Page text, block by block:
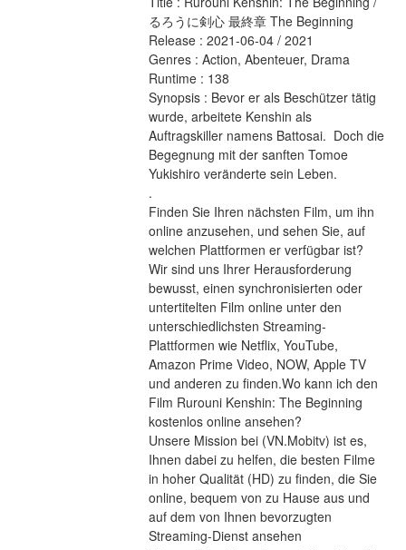
るろうに剣心 最終章 The Beginning
Release : 2021-06-04 / 2021
Genres : Action, Abenteuer, Drama
Runtime : 138
Synopsis : Bevor er als Beschützer tätig
wurde, arbeitete Kenshin als
Auftragskiller namens Battosai.  Doch die
Begegnung mit der sanften Tomoe
Yukishiro veränderte sein Leben.
.
Finden Sie Ihren nächsten Film, um ihn
online anzusehen, und sehen Sie, auf
welchen Plattformen er verfügbar ist?
Wir sind uns Ihrer Herausforderung
bewusst, einen synchronisierten oder
untertitelten Film online unter den
unterschiedlichsten Streaming-
Plattformen wie Netflix, YouTube,
Amazon Prime Video, NOW, Apple TV
und anderen zu finden.Wo kann ich den
Film Rurouni Kenshin: The Beginning
kostenlos online ansehen?
Unsere Mission bei (VN.Mobitv) ist es,
Ihnen dabei zu helfen, die besten Filme
in hoher Qualität (HD) zu finden, die Sie
online, bequem von zu Hause aus und
auf dem von Ihnen bevorzugten
Streaming-Dienst ansehen